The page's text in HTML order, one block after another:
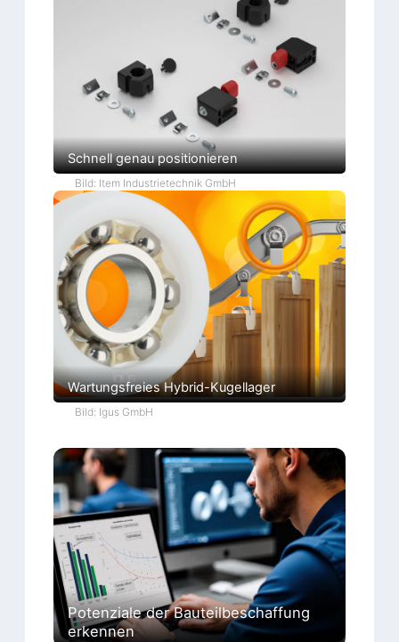
Schnell genau positionieren
Bild: Item Industrietechnik GmbH
Wartungsfreies Hybrid-Kugellager
Bild: Igus GmbH
Potenziale der Bauteilbeschaffung
erkennen